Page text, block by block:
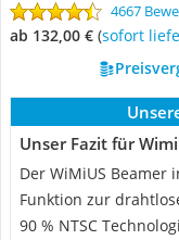
4667
ab 132,00 € ( Sofort
Unser Fazit für
Der WiMiUS Beamer
Funktion zur
90 % NTSC